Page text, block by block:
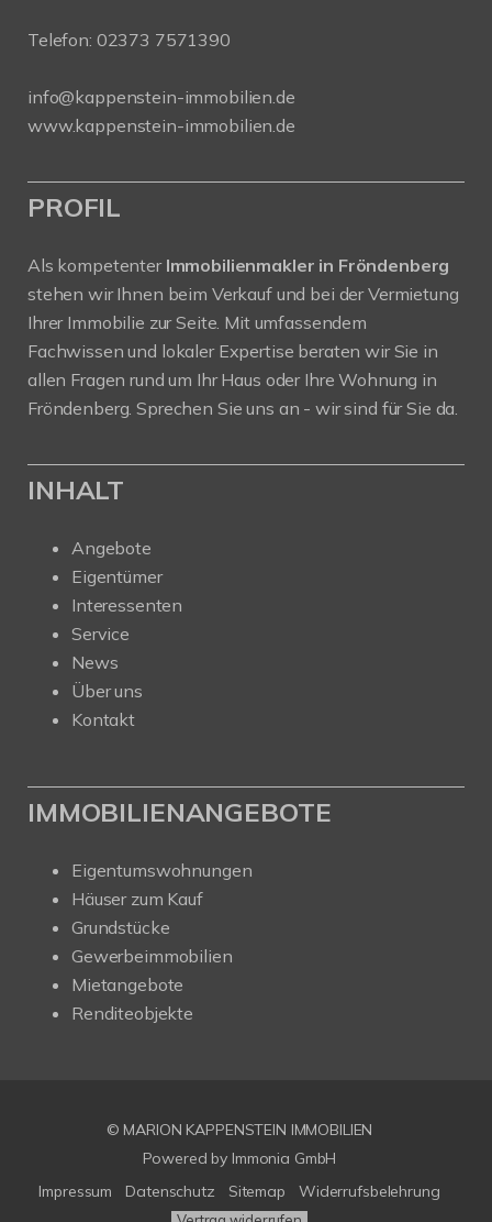
Telefon: 02373 7571390
info@kappenstein-immobilien.de
www.kappenstein-immobilien.de
PROFIL
Als kompetenter Immobilienmakler in Fröndenberg
stehen wir Ihnen beim Verkauf und bei der Vermietung
Ihrer Immobilie zur Seite. Mit umfassendem
Fachwissen und lokaler Expertise beraten wir Sie in
allen Fragen rund um Ihr Haus oder Ihre Wohnung in
Fröndenberg. Sprechen Sie uns an - wir sind für Sie da.
INHALT
Angebote
Eigentümer
Interessenten
Service
News
Über uns
Kontakt
IMMOBILIENANGEBOTE
Eigentumswohnungen
Häuser zum Kauf
Grundstücke
Gewerbeimmobilien
Mietangebote
Renditeobjekte
© MARION KAPPENSTEIN IMMOBILIEN
Powered by Immonia GmbH
Impressum
Datenschutz Sitemap Widerrufsbelehrung